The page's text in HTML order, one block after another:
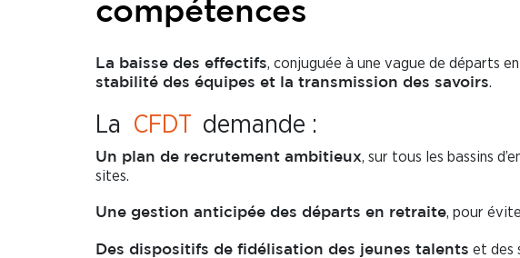
compétences
La baisse des effectifs, conjuguée à une vague de départs
stabilité des équipes et la transmission des savoirs.
La CFDT demande :
Un plan de recrutement ambitieux, sur tous les bassins
sites.
Une gestion anticipée des départs en retraite, pour
Des dispositifs de fidélisation des jeunes talents et des